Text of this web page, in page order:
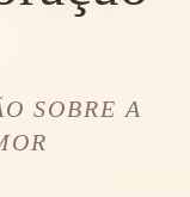
SOBRE A